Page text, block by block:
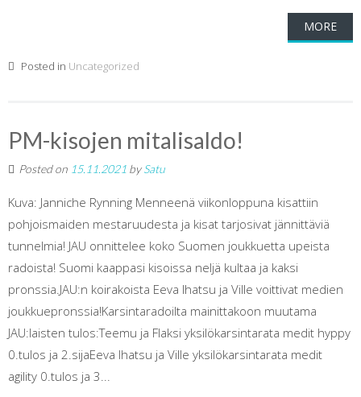
MORE
Posted in Uncategorized
PM-kisojen mitalisaldo!
Posted on 15.11.2021 bySatu
Kuva: Janniche Rynning Menneenä viikonloppuna kisattiin
pohjoismaiden mestaruudesta ja kisat tarjosivat jännittäviä
tunnelmia! JAU onnittelee koko Suomen joukkuetta upeista
radoista! Suomi kaappasi kisoissa neljä kultaa ja kaksi
pronssia.JAU:n koirakoista Eeva Ihatsu ja Ville voittivat medien
joukkuepronssia!Karsintaradoilta mainittakoon muutama
JAU:laisten tulos:Teemu ja Flaksi yksilökarsintarata medit hyppy
0.tulos ja 2.sijaEeva Ihatsu ja Ville yksilökarsintarata medit
agility 0.tulos ja 3...